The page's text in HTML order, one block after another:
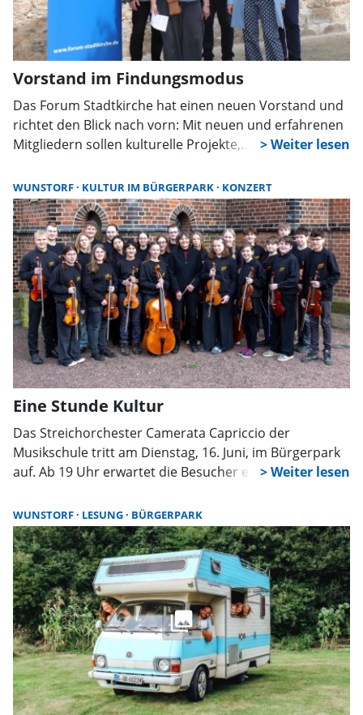
Vorstand im Findungsmodus
Das Forum Stadtkirche hat einen neuen Vorstand und
richtet den Blick nach vorn: Mit neuen und erfahrenen
Mitgliedern sollen kulturelle Projekte,
Schulen weiter gestärkt werden. Geplant ist unter
anderem eine große Anne-Frank-Ausstellung im
Herbst.
WUNSTORF KULTUR IM BÜRGERPARK KONZERT
Eine Stunde Kultur
Das Streichorchester Camerata Capriccio der
Musikschule tritt am Dienstag, 16. Juni, im Bürgerpark
auf. Ab 19 Uhr erwartet die Besucher ein
sowie bekannten Hits, passend zum 40-jährigen
Bestehen der Musikschule.
WUNSTORF LESUNG BÜRGERPARK